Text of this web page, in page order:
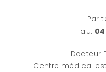
Par
au: 04
Docteur
Centre médical